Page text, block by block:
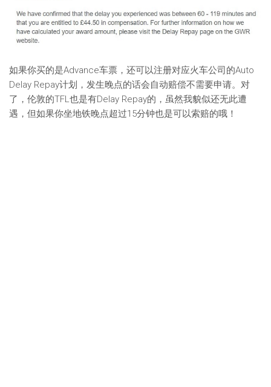
如果你买的是Advance车票，还可以注册对应火车公司的Auto
Delay Repay计划，发生晚点的话会自动赔偿不需要申请。对
了，伦敦的TFL也是有Delay Repay的，虽然我貌似还无此遭
遇，但如果你坐地铁晚点超过15分钟也是可以索赔的哦！